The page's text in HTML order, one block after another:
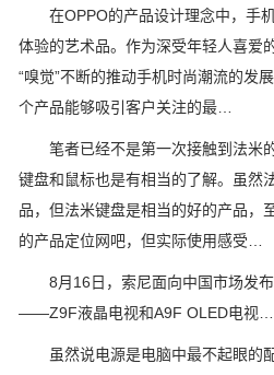
在OPPO的产品设计理念中，手机
体验的艺术品。作为深受年轻人喜爱
“嗅觉”不断的推动手机时尚潮流的发
个产品能够吸引客户关注的最…
笔者已经不是第一次接触到法米
键盘和鼠标也是有相当的了解。虽然
品，但法米键盘是相当的好的产品，
的产品定位网吧，但实际使用感受…
8月16日，索尼面向中国市场发布
——Z9F液晶电视和A9F OLED电视
虽然说电源是电脑中最不起眼的